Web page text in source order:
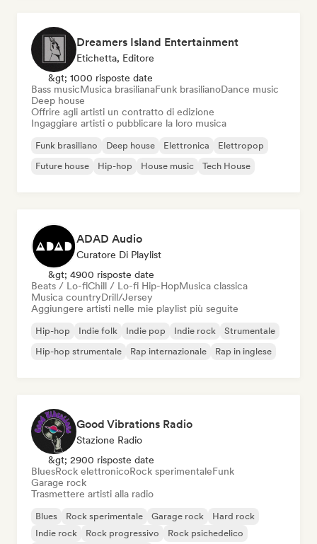
Dreamers Island Entertainment
Etichetta, Editore
&gt; 1000 risposte date
Bass musicMusica brasilianaFunk brasilianoDance music
Deep house
Offrire agli artisti un contratto di edizione
Ingaggiare artisti o pubblicare la loro musica
Funk brasiliano Deep house Elettronica
Elettropop
Future house
Hip-hop House music Tech House
ADAD Audio
Curatore Di Playlist
&gt; 4900 risposte date
Beats / Lo-fiChill / Lo-fi Hip-HopMusica classica
Musica countryDrill/Jersey
Aggiungere artisti nelle mie playlist più seguite
Hip-hop Indie folk Indie pop Indie rock
Strumentale
Hip-hop strumentale
Rap internazionale Rap in inglese
Good Vibrations Radio
Stazione Radio
&gt; 2900 risposte date
BluesRock elettronicoRock sperimentaleFunk
Garage rock
Trasmettere artisti alla radio
Blues Rock sperimentale Garage rock
Hard rock
Indie rock
Rock progressivo
Rock psichedelico